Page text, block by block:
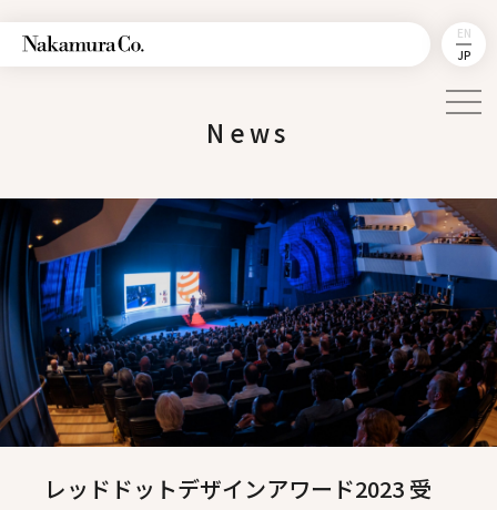
EN
JP
News
レッドドットデザインアワード2023 受